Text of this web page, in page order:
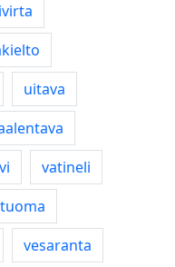
uitava
vatineli
vesaranta